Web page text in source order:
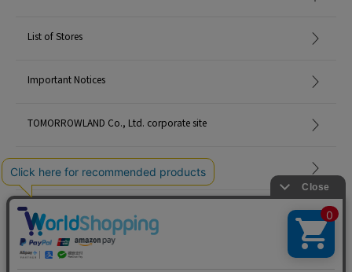
List of Stores
Important Notices
TOMORROWLAND Co., Ltd. corporate site
Careers
Site Map